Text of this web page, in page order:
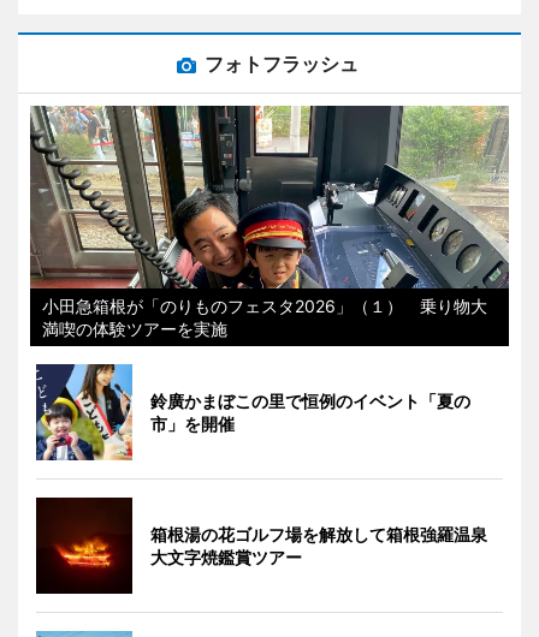
フォトフラッシュ
小田急箱根が「のりものフェスタ2026」（１） 乗り物大
満喫の体験ツアーを実施
鈴廣かまぼこの里で恒例のイベント「夏の
市」を開催
箱根湯の花ゴルフ場を解放して箱根強羅温泉
大文字焼鑑賞ツアー